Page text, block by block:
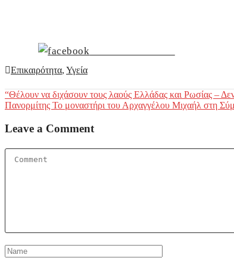
Επικαιρότητα, Υγεία
Post
navigation
“Θέλουν να διχάσουν τους λαούς Ελλάδας και Ρωσίας –
Πανορμίτης Το μοναστήρι του Αρχαγγέλου Μιχαήλ στη
Leave a Comment